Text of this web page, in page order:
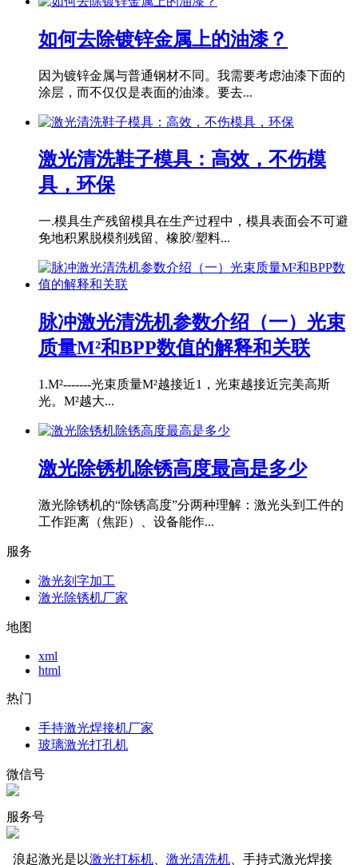
如何去除镀锌金属上的油漆？
因为镀锌金属与普通钢材不同。我需要考虑油漆下面的
涂层，而不仅仅是表面的油漆。要去...
激光清洗鞋子模具：高效，不伤模
具，环保
一.模具生产残留模具在生产过程中，模具表面会不可避
免地积累脱模剂残留、橡胶/塑料...
脉冲激光清洗机参数介绍（一）光束
质量M²和BPP数值的解释和关联
1.M²-------光束质量M²越接近1，光束越接近完美高斯
光。M²越大...
激光除锈机除锈高度最高是多少
激光除锈机的“除锈高度”分两种理解：激光头到工件的
工作距离（焦距）、设备能作...
服务
激光刻字加工
激光除锈机厂家
地图
xml
html
热门
手持激光焊接机厂家
玻璃激光打孔机
微信号
服务号
浪起激光是以激光打标机 激光清洗机 、手持式激光焊接